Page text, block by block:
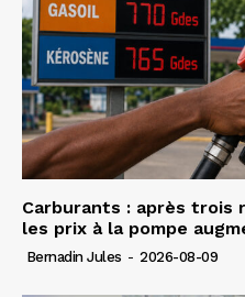
Carburants : après trois
les prix à la pompe
Bernadin Jules - 2026-08-09